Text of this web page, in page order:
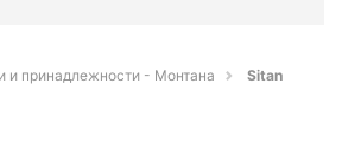
и принадлежности - Монтана
Sitan